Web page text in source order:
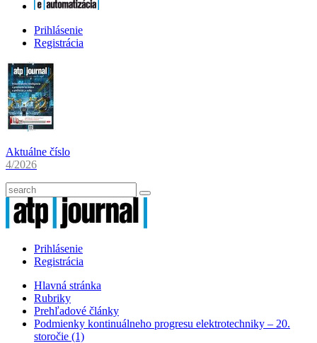
Prihlásenie
Registrácia
Aktuálne číslo
4/2026
Prihlásenie
Registrácia
Hlavná stránka
Rubriky
Prehľadové články
Podmienky kontinuálneho progresu elektrotechniky – 20.
storočie (1)